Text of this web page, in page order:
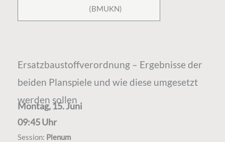
(BMUKN)
Ersatzbaustoffverordnung – Ergebnisse der
beiden Planspiele und wie diese umgesetzt
werden sollen
Montag, 15. Juni
09:45 Uhr
Session: Plenum